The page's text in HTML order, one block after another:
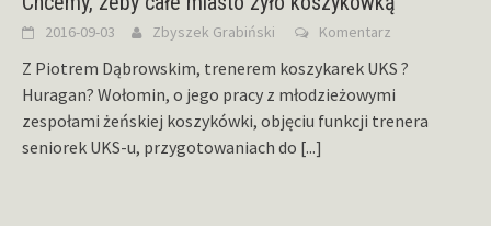
2016-09-03 Zbyszek Grabiński Komentarz
Z Piotrem Dąbrowskim, trenerem koszykarek UKS ?
Huragan? Wołomin, o jego pracy z młodzieżowymi
zespołami żeńskiej koszykówki, objęciu funkcji trenera
seniorek UKS-u, przygotowaniach do [...]